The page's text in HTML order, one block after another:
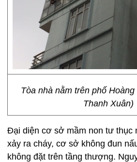
Tòa nhà nằm trên phố
Thanh Xuân)
Đại diện cơ sở mầm non tư thục
xảy ra cháy, cơ sở không đun
không đặt trên tầng thượng.